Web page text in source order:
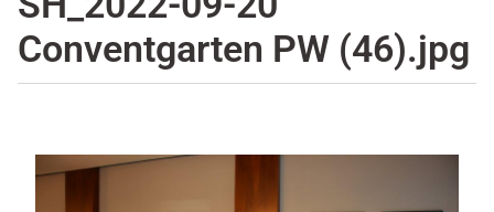
Conventgarten PW (46).jpg